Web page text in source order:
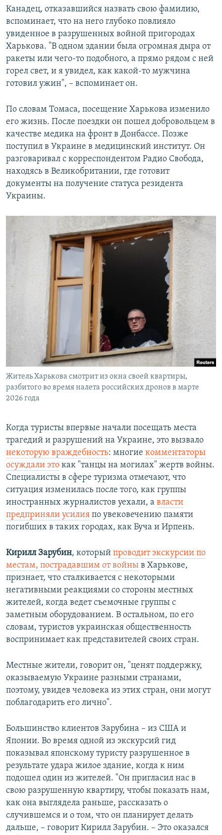
Канадец, отказавшийся назвать свою фамилию,
вспоминает, что на него глубоко повлияло
увиденное в разрушенных войной пригородах
Харькова. "В одном здании была огромная дыра от
ракеты или чего-то подобного, а прямо рядом с ней
горел свет, и я увидел, как какой-то мужчина
готовил ужин", – вспоминает он.
По словам Томаса, посещение Харькова изменило
его жизнь. После поездки он пошел добровольцем в
качестве медика на фронт в Донбассе. Позже
поступил в Украине в медицинский институт. Он
разговаривал с корреспондентом Радио Свобода,
находясь в Великобритании, где готовит
документы на получение статуса резидента
Украины.
Житель Харькова смотрит из окна своей квартиры,
разбитого во время налета российских дронов в марте
2026 года
Когда туристы впервые начали посещать места
трагедий и разрушений на Украине, это вызвало
некоторую враждебность: многие комментаторы
осуждали это как "танцы на могилах" жертв войны.
Специалисты в сфере туризма отмечают, что
ситуация изменилась после того, как группы
иностранных журналистов уехали, а власти
предприняли усилия по увековечению памяти
погибших в таких городах, как Буча и Ирпень.
Кирилл Зарубин, который проводит экскурсии по
местам, пострадавшим от войны в Харькове,
признает, что сталкивается с некоторыми
негативными реакциями со стороны местных
жителей, когда ведет съемочные группы с
заметным оборудованием. В остальном, по его
словам, туристов украинская общественность
воспринимает как представителей своих стран.
Местные жители, говорит он, "ценят поддержку,
оказываемую Украине разными странами,
поэтому, увидев человека из этих стран, они могут
поблагодарить его лично".
Большинство клиентов Зарубина – из США и
Японии. Во время одной из экскурсий гид
показывал японскому туристу разрушенное в
результате удара жилое здание, когда к ним
подошел один из жителей. "Он пригласил нас в
свою разрушенную квартиру, чтобы показать нам,
как она выглядела раньше, рассказать о
случившемся и о том, что он планирует делать
дальше, – говорит Кирилл Зарубин. – Это оказался